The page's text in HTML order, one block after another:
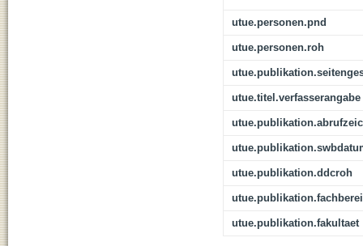
utue.personen.pnd
utue.personen.roh
utue.titel.verfasserangabe
utue.publikation.ddcroh
utue.publikation.fakultaet